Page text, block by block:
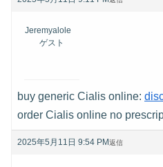
Jeremyalole
ゲスト
buy generic Cialis online:
order Cialis online no
2025年5月11日 9:54 PM返信